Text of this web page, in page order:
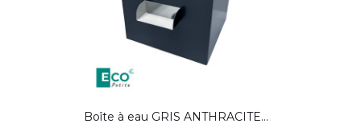
Boîte à eau GRIS ANTHRACITE...